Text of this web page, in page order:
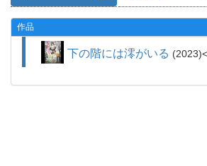
作品
下の階には澪がいる 2023